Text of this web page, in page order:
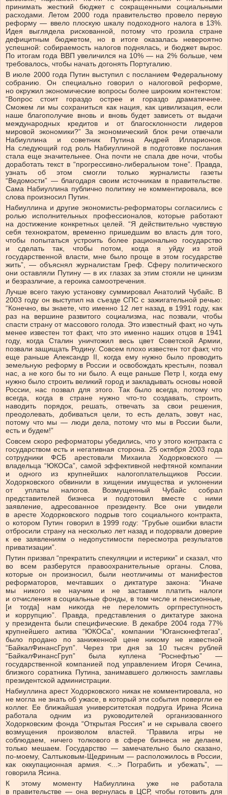
принимать жесткий бюджет с сокращенными социальными
расходами. Летом 2000 года правительство провело первую
реформу — ввело плоскую шкалу подоходного налога в 13%.
Идея выглядела рискованной, потому что грозила стране
дефицитным бюджетом, но в итоге оказалась невероятно
успешной: собираемость налогов поднялась, и бюджет вырос.
По итогам года ВВП увеличился на 10% — на 2% больше, чем
требовалось, чтобы начать догонять Португалию.
В июле 2000 года Путин выступил с посланием Федеральному
собранию. Он специально говорил о налоговой реформе,
но окружил экономические вопросы более широким контекстом:
“Вопрос стоит гораздо острее и гораздо драматичнее.
Сможем ли мы сохраниться как нация, как цивилизация, если
наше благополучие вновь и вновь будет зависеть от выдачи
международных кредитов и от благосклонности лидеров
мировой экономики?” За экономический блок речи отвечали
Набиуллина и советник Путина Андрей Илларионов.
На следующий год роль Набиуллиной в подготовке послания
стала еще значительнее. Она почти не спала две ночи, чтобы
доработать текст в “прогрессивно-либеральном тоне”. Правда,
узнать об этом смогли только журналисты газеты
“Ведомости” — благодаря своим источникам в правительстве.
Сама Набиуллина публично политику не комментировала, все
слова произносил Путин.
Набиуллина и другие экономисты-реформаторы согласились с
ролью исполнительных профессионалов, которые работают
на достижение конкретных целей. “Я действительно чувствую
себя технократом, временно пришедшим во власть для того,
чтобы попытаться устроить более рационально государство
и сделать так, чтобы потом, когда я уйду из этой
государственной власти, мне было проще в этом государстве
жить”, — объяснял журналистам Греф. Сферу политического
они оставляли Путину — в их глазах за этим стояли не цинизм
и безразличие, а героика самоотречения.
Лучше всего такую установку суммировал Анатолий Чубайс. В
2003 году он выступил на съезде СПС с зажигательной речью:
“Конечно, вы знаете, что именно 12 лет назад, в 1991 году, как
раз на вершине развитого социализма, нас позвали, чтобы
спасти страну от массового голода. Это известный факт, но чуть
менее известен тот факт, что это именно наших отцов в 1941
году, когда Сталин уничтожил весь цвет Советской Армии,
позвали защищать Родину. Совсем плохо известен тот факт, что
еще раньше Александр II, когда ему нужно было проводить
земельную реформу в России и освобождать крестьян, позвал
нас, а не кого бы то ни было. А еще раньше Петр I, когда ему
нужно было строить великий город и закладывать основы новой
России, нас позвал для этого. Так было всегда, потому что
всегда, когда в стране нужно что-то создавать, строить,
наводить порядок, решать, отвечать за свои решения,
преодолевать, добиваться цели, то есть делать, зовут нас,
потому что мы — люди дела, потому что мы в России были,
есть и будем!”
Совсем скоро реформаторы убедились, что у этого контракта с
государством есть и негативная сторона. 25 октября 2003 года
сотрудники ФСБ арестовали Михаила Ходорковского —
владельца “ЮКОСа”, самой эффективной нефтяной компании
и одного из крупнейших налогоплательщиков России.
Ходорковского обвинили в хищении имущества и уклонении
от уплаты налогов. Возмущенный Чубайс собрал
представителей бизнеса и подготовил вместе с ними
заявление, адресованное президенту. Все они увидели
в аресте Ходорковского подрыв того социального контракта,
о котором Путин говорил в 1999 году: “Грубые ошибки власти
отбросили страну на несколько лет назад и подорвали доверие
к ее заявлениям о недопустимости пересмотра результатов
приватизации”.
Путин призвал “прекратить спекуляции и истерики” и сказал, что
во всем разберутся правоохранительные органы. Слова,
которые он произносил, были неотличимы от манифестов
реформаторов, мечтавших о диктатуре закона: “Иначе
мы никого не научим и не заставим платить налоги
и отчисления в социальные фонды, в том числе и пенсионные,
[и тогда] нам никогда не переломить оргпреступность
и коррупцию”. Правда, представления о диктатуре закона
у президента были специфические. В декабре 2004 года 77%
крупнейшего актива “ЮКОСа”, компании “Юганскнефтегаз”,
было продано по заниженной цене никому не известной
“БайкалФинансГруп”. Через три дня за 10 тысяч рублей
“БайкалФинансГруп” была куплена “Роснефтью” —
государственной компанией под управлением Игоря Сечина,
близкого соратника Путина, занимавшего должность замглавы
президентской администрации.
Набиуллина арест Ходорковского никак не комментировала, но
не могла не знать об ужасе, в который эти события повергли ее
коллег. Ее ближайшая университетская подруга Ирина Ясина
работала одним из руководителей организованного
Ходорковским фонда “Открытая Россия” и не скрывала своего
возмущения произволом властей. “Правила игры не
соблюдаем, ничего толкового в сфере бизнеса не делаем,
только мешаем. Государство — замечательно было сказано,
по-моему, Салтыковым-Щедриным — расположилось в России,
как оккупационная армия. <...> Пограбить и убежать”, —
говорила Ясина.
К этому моменту Набиуллина уже не работала
в правительстве — она вернулась в ЦСР, чтобы готовить для